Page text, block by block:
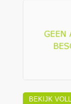
BEKIJK